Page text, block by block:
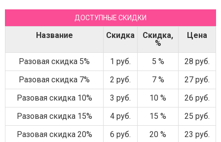
ДОСТУПНЫЕ СКИДКИ
Название Скидка
Скидка,
%
Цена
Разовая скидка 5% 1 руб. 5 %
28 руб.
Разовая скидка 7%
2 руб. 7 %
27 руб.
Разовая скидка 10%
3 руб. 10 %
26 руб.
Разовая скидка 15%
4 руб. 15 %
25 руб.
Разовая скидка 20%
6 руб. 20 %
23 руб.